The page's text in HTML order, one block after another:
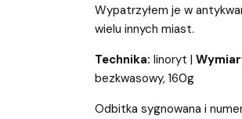
Wypatrzyłem je w
wielu innych miast.
Technika: linoryt |
bezkwasowy, 160g
Odbitka sygnowana i